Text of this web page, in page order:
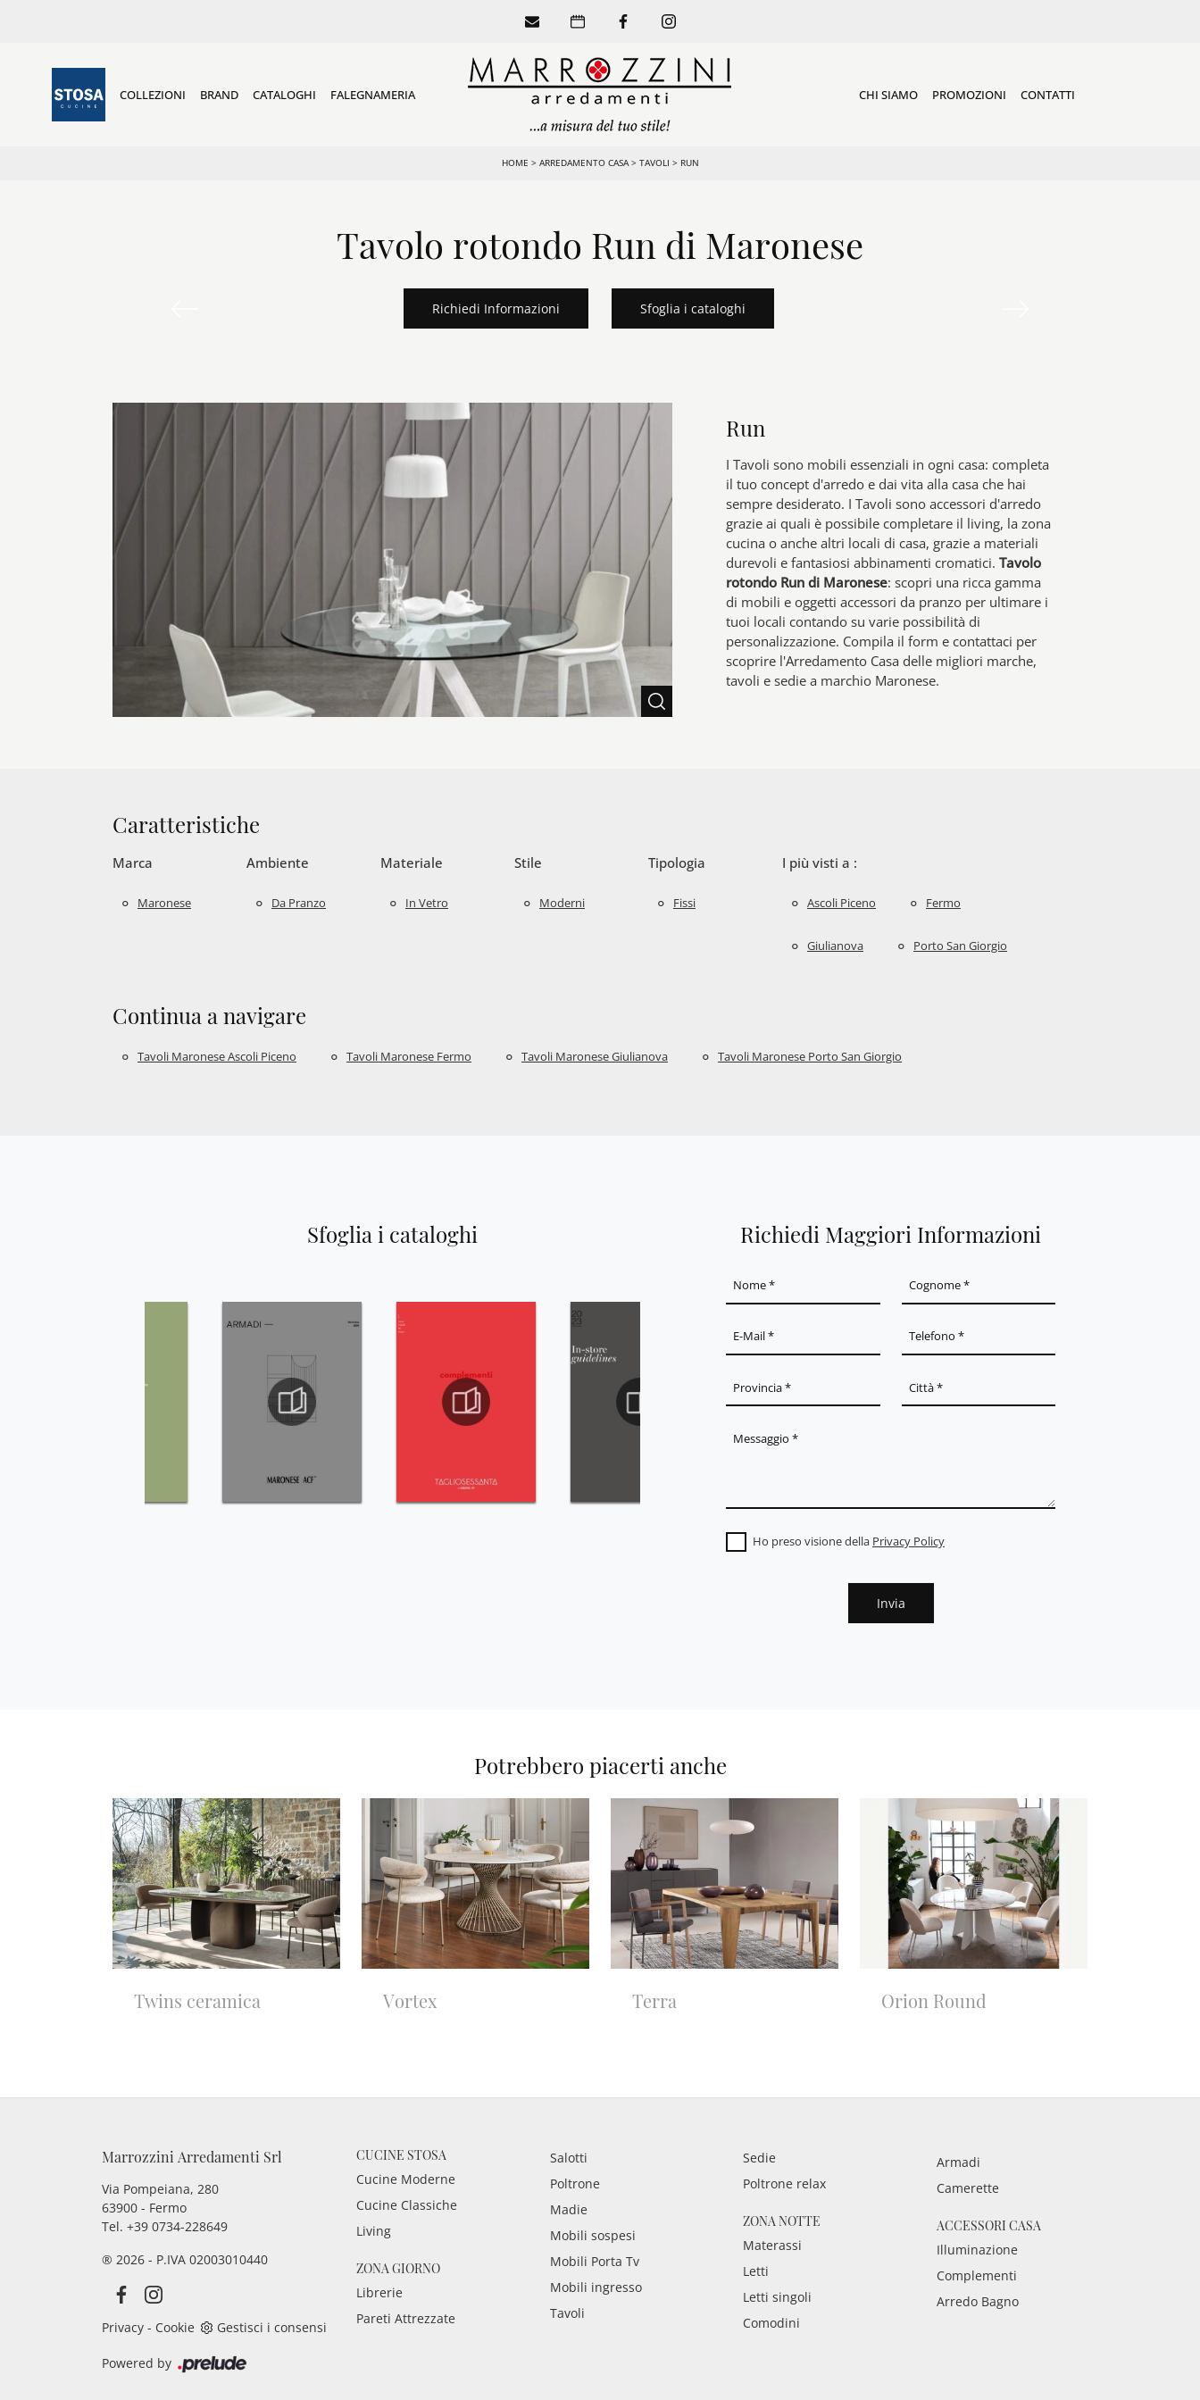
COLLEZIONI BRAND CATALOGHI FALEGNAMERIA CHI SIAMO PROMOZIONI CONTATTI
HOME > ARREDAMENTO CASA> TAVOLI > RUN
Tavolo rotondo Run di Maronese
Richiedi Informazioni Sfoglia i cataloghi
Run
I Tavoli sono mobili essenziali in ogni casa: completa
il tuo concept d'arredo e dai vita alla casa che hai
sempre desiderato. I Tavoli sono accessori d'arredo
grazie ai quali è possibile completare il living, la zona
cucina o anche altri locali di casa, grazie a materiali
durevoli e fantasiosi abbinamenti cromatici. Tavolo
rotondo Run di Maronese: scopri una ricca gamma
di mobili e oggetti accessori da pranzo per ultimare i
tuoi locali contando su varie possibilità di
personalizzazione. Compila il form e contattaci per
scoprire l'Arredamento Casa delle migliori marche,
tavoli e sedie a marchio Maronese.
Caratteristiche
Marca
Maronese
Ambiente
Da Pranzo
Materiale
In Vetro
Stile
Moderni
Tipologia
Fissi
I più visti a :
Ascoli Piceno Fermo
Giulianova Porto San Giorgio
Continua a navigare
Tavoli Maronese Ascoli Piceno Tavoli Maronese Fermo Tavoli Maronese Giulianova Tavoli Maronese Porto San Giorgio
Sfoglia i cataloghi Richiedi Maggiori Informazioni
Ho preso visione della Privacy Policy
Invia
Potrebbero piacerti anche
Twins ceramica Vortex Terra Orion Round
Marrozzini Arredamenti Srl
Via Pompeiana, 280
63900 - Fermo
Tel. +39 0734-228649
® 2026 - P.IVA 02003010440
Privacy - Cookie Gestisci i consensi
CUCINE STOSA
Cucine Moderne
Cucine Classiche
Living
ZONA GIORNO
Librerie
Pareti Attrezzate
Salotti
Poltrone
Madie
Mobili sospesi
Mobili Porta Tv
Mobili ingresso
Tavoli
Sedie
Poltrone relax
ZONA NOTTE
Materassi
Letti
Letti singoli
Comodini
Armadi
Camerette
ACCESSORI CASA
Illuminazione
Complementi
Arredo Bagno
Powered by